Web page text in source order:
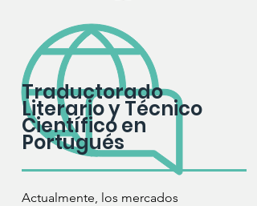
Traductorado
Literario y Técnico
Científico en
Portugués
Actualmente, los mercados